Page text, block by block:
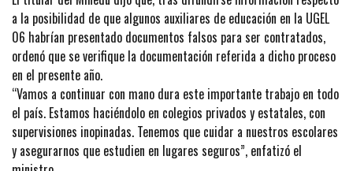
a la posibilidad de que algunos auxiliares de educación en la UGEL
06 habrían presentado documentos falsos para ser contratados,
ordenó que se verifique la documentación referida a dicho proceso
en el presente año.
“Vamos a continuar con mano dura este importante trabajo en todo
el país. Estamos haciéndolo en colegios privados y estatales, con
supervisiones inopinadas. Tenemos que cuidar a nuestros escolares
y asegurarnos que estudien en lugares seguros”, enfatizó el